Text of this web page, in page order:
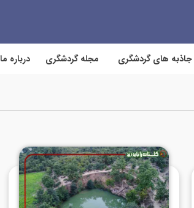
جاذبه های گردشگری مجله گردشگری درباره ما